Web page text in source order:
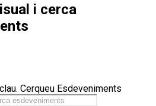
i cerca
Cerqueu Esdeveniments